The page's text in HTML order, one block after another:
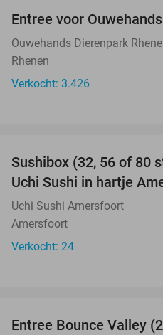
Entree voor
Ouwehands Dierenpark
Rhenen
Verkocht: 3.426
Sushibox (32, 56 of 80
Uchi Sushi in hartje
Uchi Sushi Amersfoort
Amersfoort
Verkocht: 24
Entree Bounce Valley